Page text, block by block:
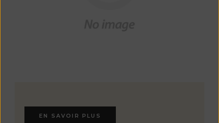
EN SAVOIR PLUS